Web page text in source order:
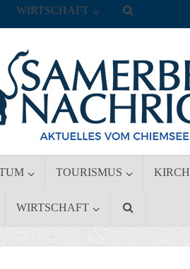
TOURISMUS
WIRTSCHAFT
WIRTSCHAFT